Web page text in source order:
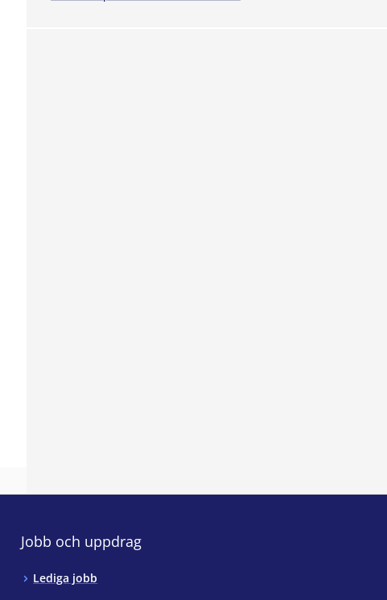
Jobb och uppdrag
Lediga jobb